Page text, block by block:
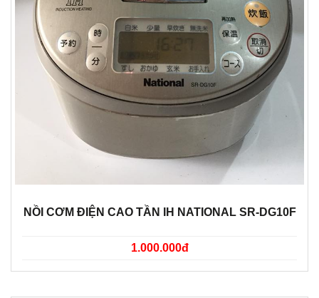
NỒI CƠM ĐIỆN CAO TẦN IH NATIONAL SR-DG10F
1.000.000đ